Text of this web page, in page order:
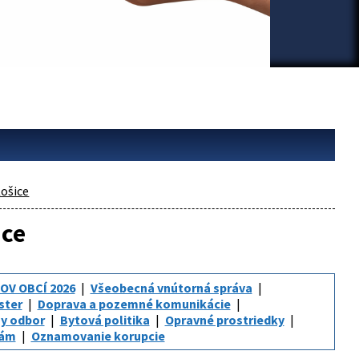
OBCÍ 2026
Všeobecná vnútorná správa
Doprava a pozemné komunikácie
odbor Bytová politika
Opravné prostriedky
Oznamovanie korupcie